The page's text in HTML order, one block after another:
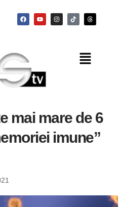
mai mare de 6
imune”